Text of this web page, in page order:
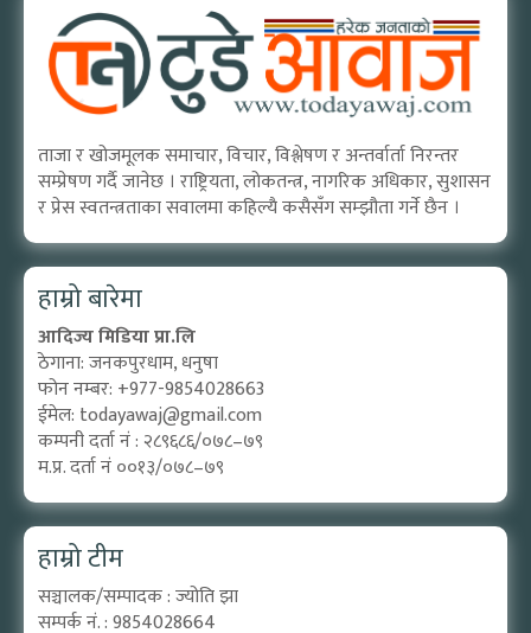
ताजा र खोजमूलक समाचार, विचार, विश्लेषण र अन्तर्वार्ता निरन्तर
सम्प्रेषण गर्दै जानेछ । राष्ट्रियता, लोकतन्त्र, नागरिक अधिकार, सुशासन
र प्रेस स्वतन्त्रताका सवालमा कहिल्यै कसैसँग सम्झौता गर्ने छैन ।
हाम्रो बारेमा
आदिज्य मिडिया प्रा.लि
ठेगाना: जनकपुरधाम, धनुषा
फोन नम्बर: +977-9854028663
ईमेल: todayawaj@gmail.com
कम्पनी दर्ता नं : २८९६८६/०७८–७९
म.प्र. दर्ता नं ००१३/०७८–७९
हाम्रो टीम
सञ्चालक/सम्पादक : ज्योति झा
सम्पर्क नं. : 9854028664